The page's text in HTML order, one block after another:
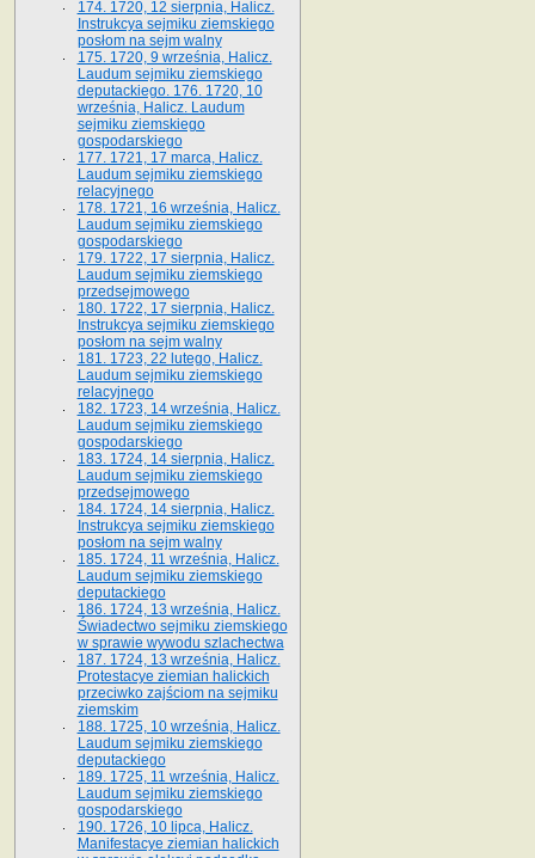
174. 1720, 12 sierpnia, Halicz.
Instrukcya sejmiku ziemskiego
posłom na sejm walny
175. 1720, 9 września, Halicz.
Laudum sejmiku ziemskiego
deputackiego. 176. 1720, 10
września, Halicz. Laudum
sejmiku ziemskiego
gospodarskiego
177. 1721, 17 marca, Halicz.
Laudum sejmiku ziemskiego
relacyjnego
178. 1721, 16 września, Halicz.
Laudum sejmiku ziemskiego
gospodarskiego
179. 1722, 17 sierpnia, Halicz.
Laudum sejmiku ziemskiego
przedsejmowego
180. 1722, 17 sierpnia, Halicz.
Instrukcya sejmiku ziemskiego
posłom na sejm walny
181. 1723, 22 lutego, Halicz.
Laudum sejmiku ziemskiego
relacyjnego
182. 1723, 14 września, Halicz.
Laudum sejmiku ziemskiego
gospodarskiego
183. 1724, 14 sierpnia, Halicz.
Laudum sejmiku ziemskiego
przedsejmowego
184. 1724, 14 sierpnia, Halicz.
Instrukcya sejmiku ziemskiego
posłom na sejm walny
185. 1724, 11 września, Halicz.
Laudum sejmiku ziemskiego
deputackiego
186. 1724, 13 września, Halicz.
Świadectwo sejmiku ziemskiego
w sprawie wywodu szlachectwa
187. 1724, 13 września, Halicz.
Protestacye ziemian halickich
przeciwko zajściom na sejmiku
ziemskim
188. 1725, 10 września, Halicz.
Laudum sejmiku ziemskiego
deputackiego
189. 1725, 11 września, Halicz.
Laudum sejmiku ziemskiego
gospodarskiego
190. 1726, 10 lipca, Halicz.
Manifestacye ziemian halickich